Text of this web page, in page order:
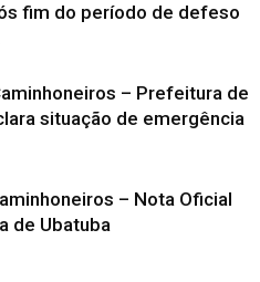
fim do período de defeso
– Prefeitura de
situação de emergência
– Nota Oficial
de Ubatuba